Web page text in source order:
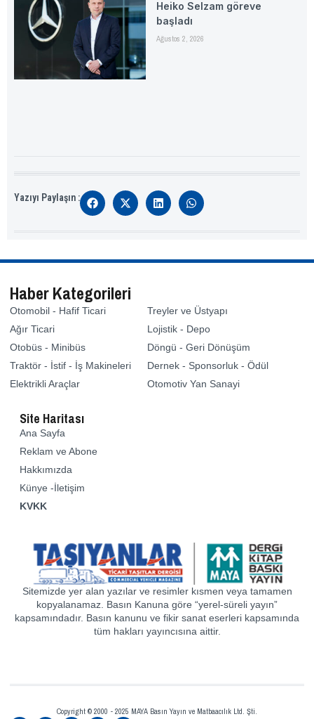
Heiko Selzam göreve
başladı
Ağustos 2, 2026
Yazıyı Paylaşın :
Haber Kategorileri
Otomobil - Hafif Ticari
Ağır Ticari
Otobüs - Minibüs
Traktör - İstif - İş Makineleri
Elektrikli Araçlar
Treyler ve Üstyapı
Lojistik - Depo
Döngü - Geri Dönüşüm
Dernek - Sponsorluk - Ödül
Otomotiv Yan Sanayi
Site Haritası
Ana Sayfa
Reklam ve Abone
Hakkımızda
Künye -İletişim
KVKK
Sitemizde yer alan yazılar ve resimler kısmen veya tamamen
kopyalanamaz. Basın Kanuna göre “yerel-süreli yayın”
kapsamındadır. Basın kanunu ve fikir sanat eserleri kapsamında
tüm hakları yayıncısına aittir.
Copyright © 2000 - 2025 MAYA Basın Yayın ve Matbaacılık Ltd. Şti.